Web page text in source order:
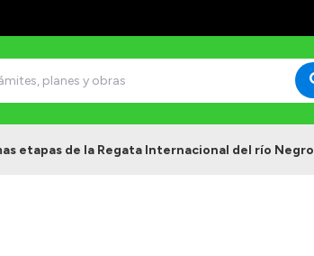
etapas de la Regata Internacional del río Negro